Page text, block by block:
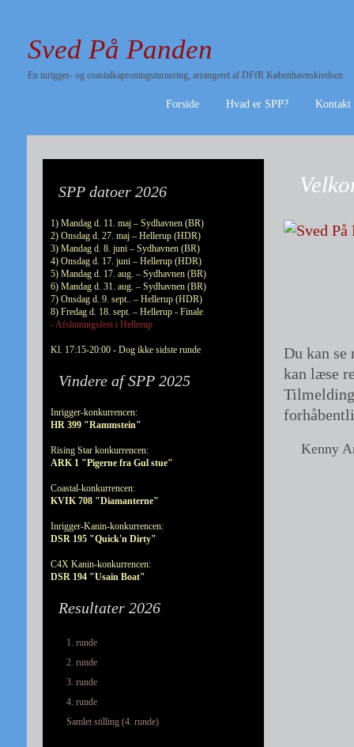
Sved På Panden
En inrigger- og coastalkaproningsturnering, arrangeret af DFfR Københavnskredsen
Forside Hvad er SPP? Kontakt
SPP datoer 2026
1) Mandag d. 11. maj – Sydhavnen (BR)
2) Onsdag d. 27. maj – Hellerup (HDR)
3) Mandag d. 8. juni – Sydhavnen (BR)
4) Onsdag d. 17. juni – Hellerup (HDR)
5) Mandag d. 17. aug. – Sydhavnen (BR)
6) Mandag d. 31. aug. – Sydhavnen (BR)
7) Onsdag d. 9. sept.. – Hellerup (HDR)
8) Fredag d. 18. sept. – Hellerup - Finale
- Afslutningsfest i Hellerup
Kl. 17:15-20:00 - Dog ikke sidste runde
Vindere af SPP 2025
Inrigger-konkurrencen:
HR 399 "Rammstein"
Rising Star konkurrencen:
ARK 1 "Pigerne fra Gul stue"
Coastal-konkurrencen:
KVIK 708 "Diamanterne"
Inrigger-Kanin-konkurrencen:
DSR 195 "Quick'n Dirty"
C4X Kanin-konkurrencen:
DSR 194 "Usain Boat"
Resultater 2026
1. runde
2. runde
3. runde
4. runde
Samlet stilling (4. runde)
Du kan se
kan læse
Kenny